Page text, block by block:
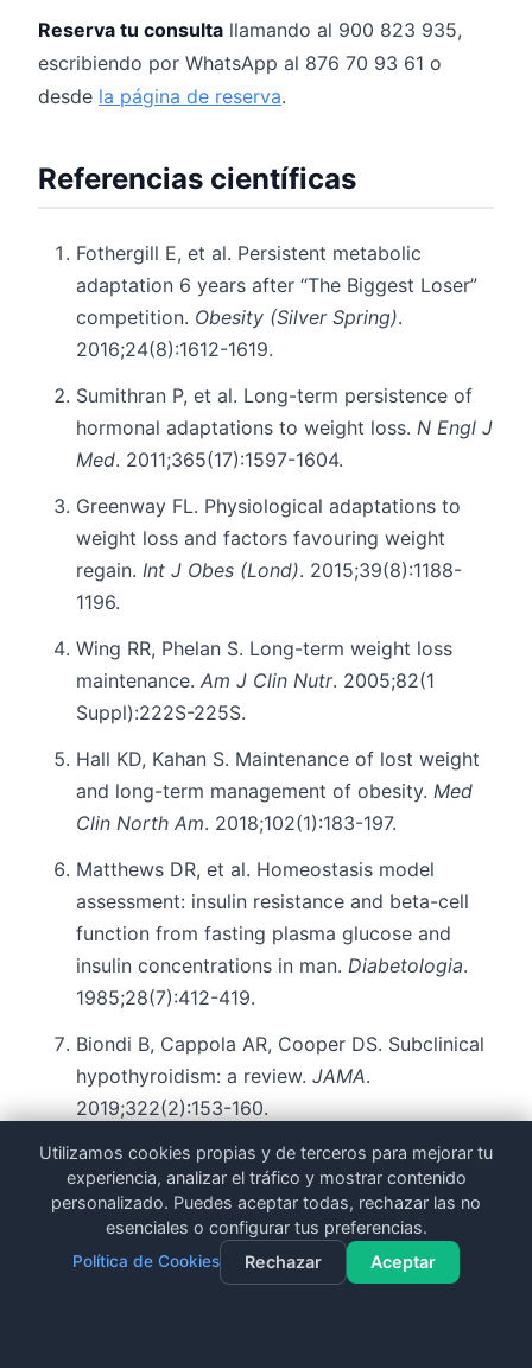
Reserva tu consulta llamando al 900 823 935,
escribiendo por WhatsApp al 876 70 93 61 o
desde la página de reserva.
Referencias científicas
Fothergill E, et al. Persistent metabolic
adaptation 6 years after “The Biggest Loser”
competition. Obesity (Silver Spring).
2016;24(8):1612-1619.
Sumithran P, et al. Long-term persistence of
hormonal adaptations to weight loss. N Engl J
Med. 2011;365(17):1597-1604.
Greenway FL. Physiological adaptations to
weight loss and factors favouring weight
regain. Int J Obes (Lond). 2015;39(8):1188-
1196.
Wing RR, Phelan S. Long-term weight loss
maintenance. Am J Clin Nutr. 2005;82(1
Suppl):222S-225S.
Hall KD, Kahan S. Maintenance of lost weight
and long-term management of obesity. Med
Clin North Am. 2018;102(1):183-197.
Matthews DR, et al. Homeostasis model
assessment: insulin resistance and beta-cell
function from fasting plasma glucose and
insulin concentrations in man. Diabetologia.
1985;28(7):412-419.
Biondi B, Cappola AR, Cooper DS. Subclinical
hypothyroidism: a review. JAMA.
2019;322(2):153-160.
Gregor MF, Hotamisligil GS. Inflammatory
mechanisms in obesity.Annu Rev Immunol.
2011;29:415-445.
Ridker PM. A test in context: high-sensitivity
Utilizamos cookies propias y de terceros para mejorar tu
experiencia, analizar el tráfico y mostrar contenido
personalizado. Puedes aceptar todas, rechazar las no
esenciales o configurar tus preferencias.
Política de Cookies Rechazar Aceptar